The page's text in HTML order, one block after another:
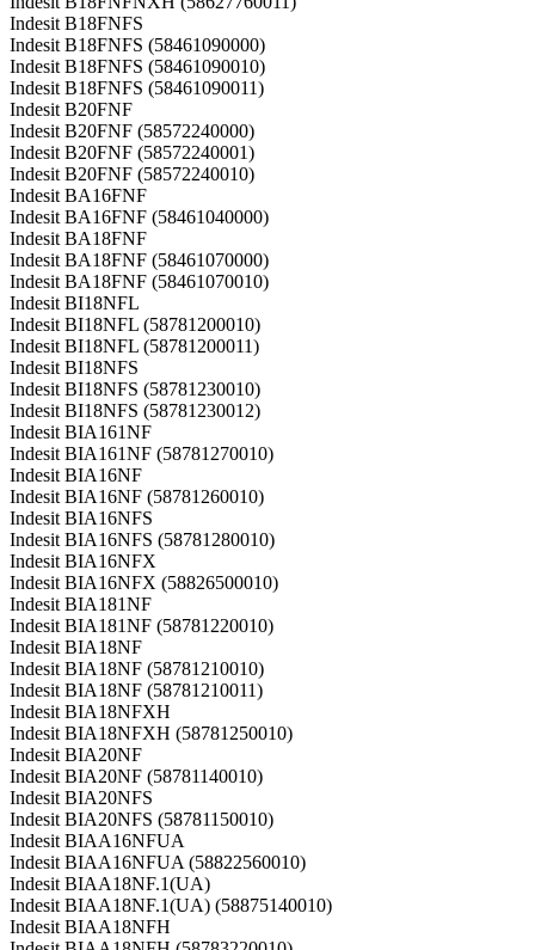
Indesit B18FNFS
Indesit B18FNFS (58461090000)
Indesit B18FNFS (58461090010)
Indesit B18FNFS (58461090011)
Indesit B20FNF
Indesit B20FNF (58572240000)
Indesit B20FNF (58572240001)
Indesit B20FNF (58572240010)
Indesit BA16FNF
Indesit BA16FNF (58461040000)
Indesit BA18FNF
Indesit BA18FNF (58461070000)
Indesit BA18FNF (58461070010)
Indesit BI18NFL
Indesit BI18NFL (58781200010)
Indesit BI18NFL (58781200011)
Indesit BI18NFS
Indesit BI18NFS (58781230010)
Indesit BI18NFS (58781230012)
Indesit BIA161NF
Indesit BIA161NF (58781270010)
Indesit BIA16NF
Indesit BIA16NF (58781260010)
Indesit BIA16NFS
Indesit BIA16NFS (58781280010)
Indesit BIA16NFX
Indesit BIA16NFX (58826500010)
Indesit BIA181NF
Indesit BIA181NF (58781220010)
Indesit BIA18NF
Indesit BIA18NF (58781210010)
Indesit BIA18NF (58781210011)
Indesit BIA18NFXH
Indesit BIA18NFXH (58781250010)
Indesit BIA20NF
Indesit BIA20NF (58781140010)
Indesit BIA20NFS
Indesit BIA20NFS (58781150010)
Indesit BIAA16NFUA
Indesit BIAA16NFUA (58822560010)
Indesit BIAA18NF.1(UA)
Indesit BIAA18NF.1(UA) (58875140010)
Indesit BIAA18NFH